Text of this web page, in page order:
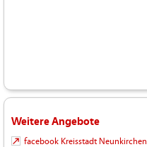
Weitere Angebote
facebook Kreisstadt Neunkirchen